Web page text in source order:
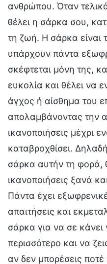
ανθρώπου. Όταν
θέλει η σάρκα σου,
τη ζωή. Η σάρκα είναι
υπάρχουν πάντα
σκέφτεται μόνη της,
ευκολία και θέλει να
άγχος ή αίσθημα του
απολαμβάνοντας την
ικανοποιήσεις μέχρι
καταβροχθίσει.
σάρκα αυτήν τη φορά,
ικανοποιήσεις ξανά
Πάντα έχει
απαιτήσεις και
σάρκα για να σε
περισσότερο και να
αν δεν μπορέσεις ποτέ